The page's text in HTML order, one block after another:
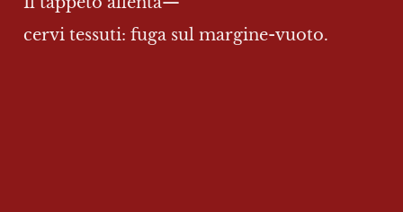
cervi tessuti: fuga sul margine-vuoto.